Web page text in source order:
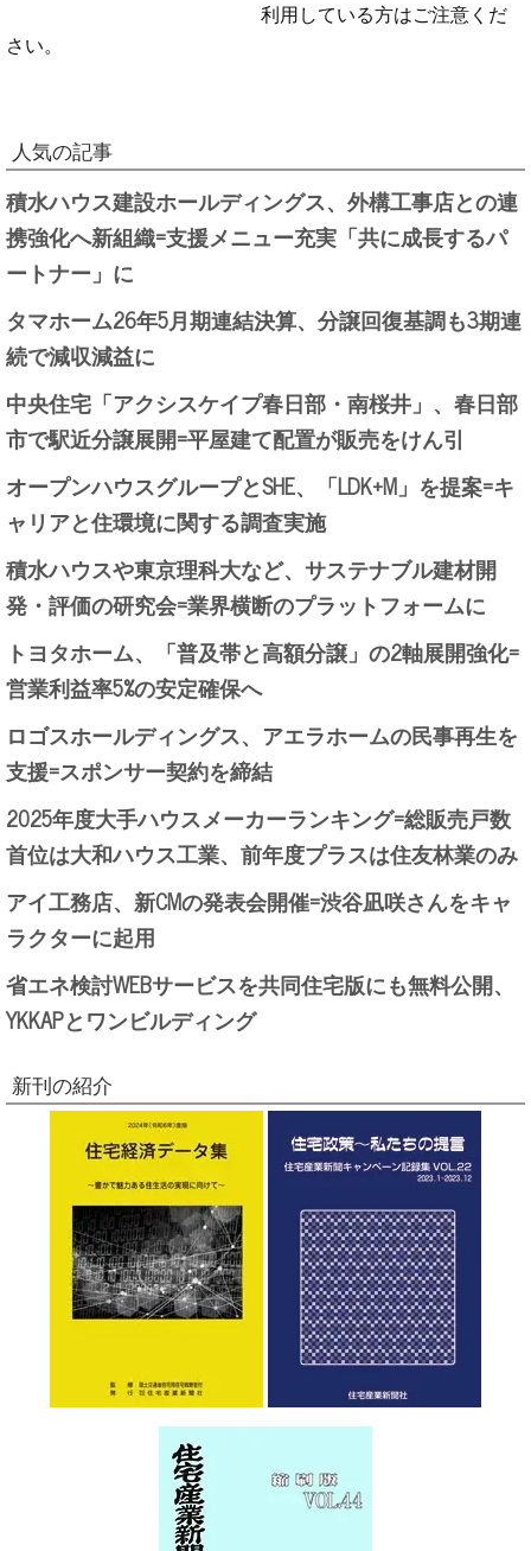
利用している方はご注意くだ
さい。
人気の記事
積水ハウス建設ホールディングス、外構工事店との連
携強化へ新組織=支援メニュー充実「共に成長するパ
ートナー」に
タマホーム26年5月期連結決算、分譲回復基調も3期連
続で減収減益に
中央住宅「アクシスケイプ春日部・南桜井」、春日部
市で駅近分譲展開=平屋建て配置が販売をけん引
オープンハウスグループとSHE、「LDK+M」を提案=キ
ャリアと住環境に関する調査実施
積水ハウスや東京理科大など、サステナブル建材開
発・評価の研究会=業界横断のプラットフォームに
トヨタホーム、「普及帯と高額分譲」の2軸展開強化=
営業利益率5%の安定確保へ
ロゴスホールディングス、アエラホームの民事再生を
支援=スポンサー契約を締結
2025年度大手ハウスメーカーランキング=総販売戸数
首位は大和ハウス工業、前年度プラスは住友林業のみ
アイ工務店、新CMの発表会開催=渋谷凪咲さんをキャ
ラクターに起用
省エネ検討WEBサービスを共同住宅版にも無料公開、
YKKAPとワンビルディング
新刊の紹介